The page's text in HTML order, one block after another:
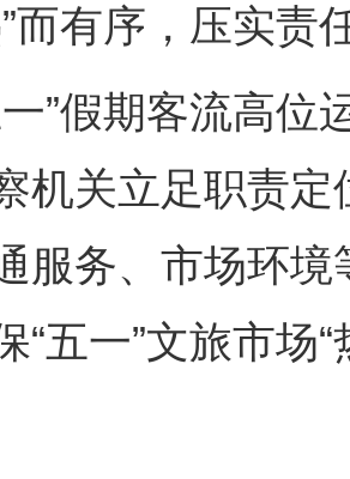
有序，压实责
假期客流高位
机关立足职责
服务、市场环
“五一”文旅市场